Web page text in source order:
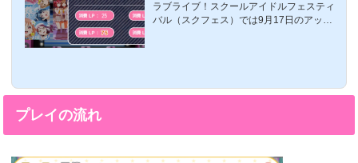
ット・デメリット！効率いい？
ラブライブ！スクールアイドルフェスティ
バル（スクフェス）では9月17日のアップ
中に4倍楽曲追加」というシステムもなく
イコン4倍にするメリット・デメリットに
プレイの流れ